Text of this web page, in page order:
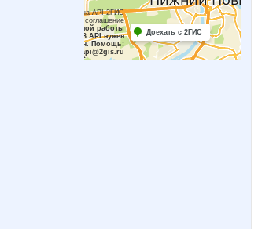
Работает на API 2ГИС
Лицензионное соглашение
Для корректной работы
Raster JS API нужен
ключ. Помощь:
api@2gis.ru
Доехать с 2ГИС